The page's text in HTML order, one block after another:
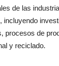
de las
incluyendo
procesos de
y reciclado.